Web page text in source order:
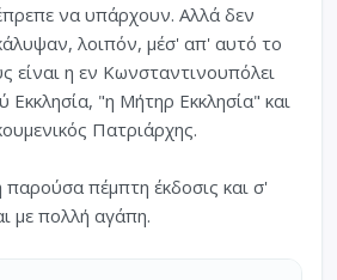
να υπάρχουν. Αλλά δεν
λοιπόν, μέσ' απ' αυτό το
είναι η εν Κωνσταντινουπόλει
Εκκλησία, "η Μήτηρ Εκκλησία" και
Πατριάρχης.
παρούσα πέμπτη έκδοσις και σ'
με πολλή αγάπη.